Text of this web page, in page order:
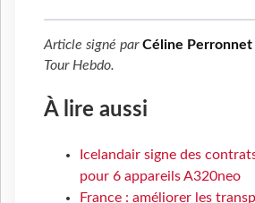
Article signé parCéline Perronnet
Tour Hebdo.
À lire aussi
Icelandair signe des
pour 6 appareils A320neo
France : améliorer les